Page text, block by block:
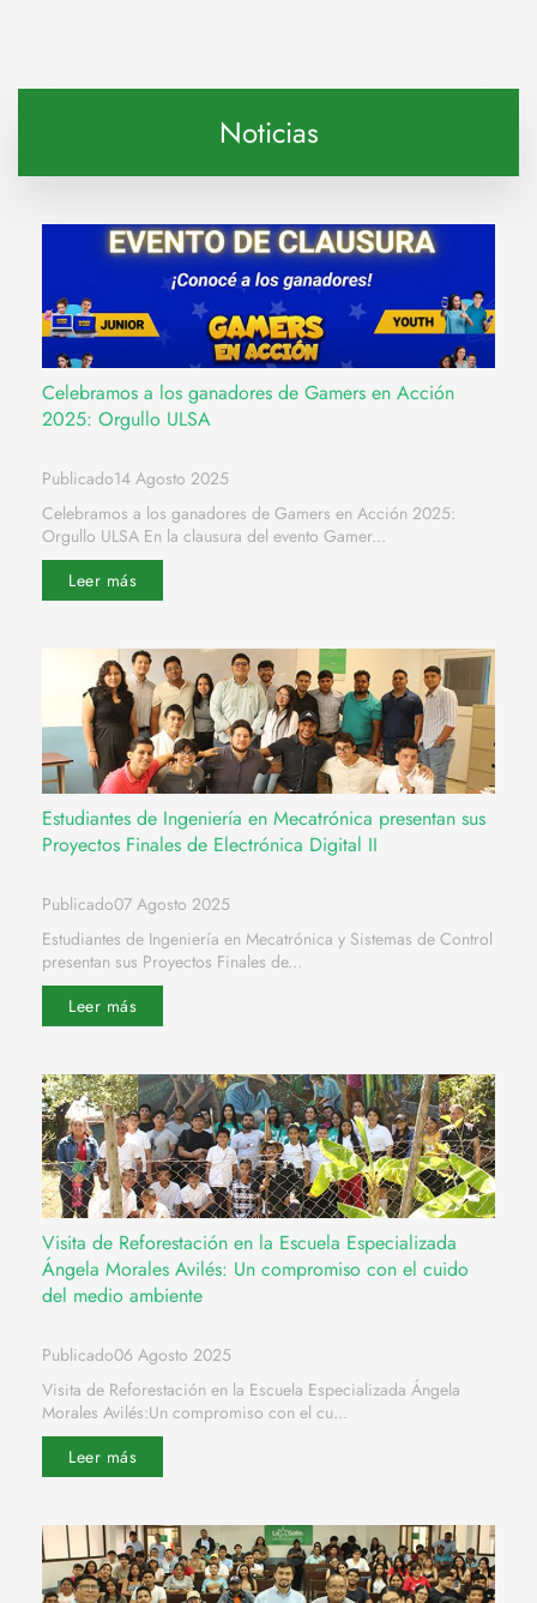
Noticias
Celebramos a los ganadores de Gamers en Acción
2025: Orgullo ULSA
Publicado14 Agosto 2025
Celebramos a los ganadores de Gamers en Acción 2025:
Orgullo ULSA En la clausura del evento Gamer...
Leer más
Estudiantes de Ingeniería en Mecatrónica presentan sus
Proyectos Finales de Electrónica Digital II
Publicado07 Agosto 2025
Estudiantes de Ingeniería en Mecatrónica y Sistemas de Control
presentan sus Proyectos Finales de...
Leer más
Visita de Reforestación en la Escuela Especializada
Ángela Morales Avilés: Un compromiso con el cuido
del medio ambiente
Publicado06 Agosto 2025
Visita de Reforestación en la Escuela Especializada Ángela
Morales Avilés:Un compromiso con el cu...
Leer más